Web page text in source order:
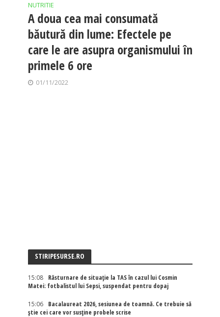
NUTRITIE
A doua cea mai consumată
băutură din lume: Efectele pe
care le are asupra organismului în
primele 6 ore
01/11/2022
STIRIPESURSE.RO
15:08
Răsturnare de situație la TAS în cazul lui Cosmin
Matei: fotbalistul lui Sepsi, suspendat pentru dopaj
15:06
Bacalaureat 2026, sesiunea de toamnă. Ce trebuie să
știe cei care vor susține probele scrise